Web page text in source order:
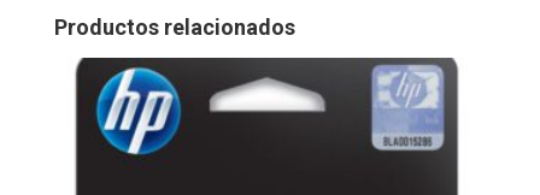
Productos relacionados